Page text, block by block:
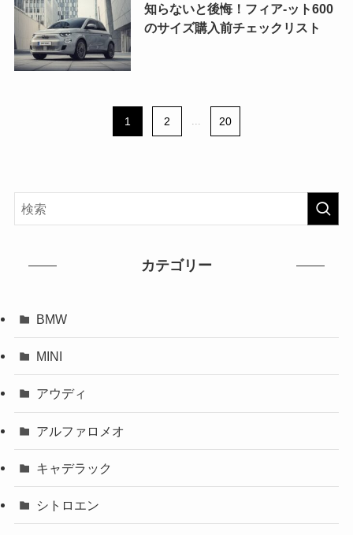
知らないと後悔！フィア-ット600
のサイズ購入前チェックリスト
1 2 ... 20
カテゴリー
BMW
MINI
アウディ
アルファロメオ
キャデラック
シトロエン